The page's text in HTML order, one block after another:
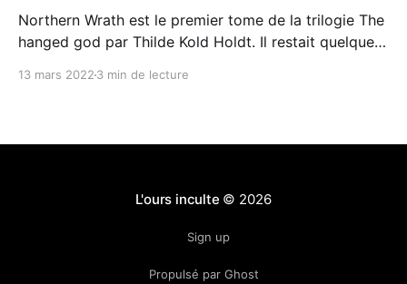
Northern Wrath est le premier tome de la trilogie The
hanged god par Thilde Kold Holdt. Il restait quelques
13 mars 2022 3 min de lecture
L'ours inculte © 2026
Sign up
Propulsé par Ghost